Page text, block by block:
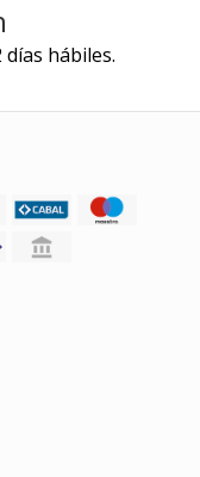
hábiles.